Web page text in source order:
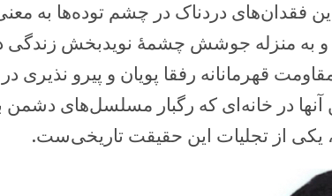
فقدان‌های دردناک در چشم توده‌ها به
و به منزله جوشش چشمۀ نویدبخش زندگی
قهرمانانه رفقا پویان و پیرو نذیری
در خانه‌ای که رگبار مسلسل‌های دشمن
یکی از تجلیات این حقیقت تاریخی‌ست.